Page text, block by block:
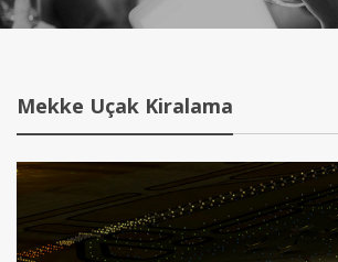
Mekke Uçak Kiralama